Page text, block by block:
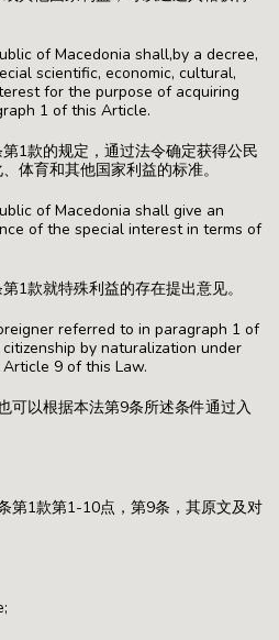
of Macedonia shall,by a decree,
scientific, economic, cultural,
for the purpose of acquiring
1 of this Article.
1款的规定，通过法令确定获得公民
体育和其他国家利益的标准。
of Macedonia shall give an
of the special interest in terms of
1款就特殊利益的存在提出意见。
referred to in paragraph 1 of
by naturalization under
9 of this Law.
可以根据本法第9条所述条件通过入
第1款第1-10点，第9条，其原文及对